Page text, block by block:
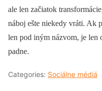
ale len začiatok
náboj ešte niekedy vráti. Ak
len pod iným názvom, je len
padne.
Categories: Sociálne médiá